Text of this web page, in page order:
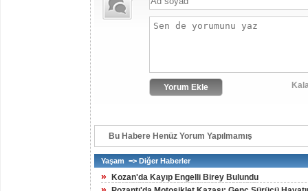
Bu Habere Henüz Yorum Yapılmamış
Yaşam => Diğer Haberler
» Kozan'da Kayıp Engelli Birey Bulundu